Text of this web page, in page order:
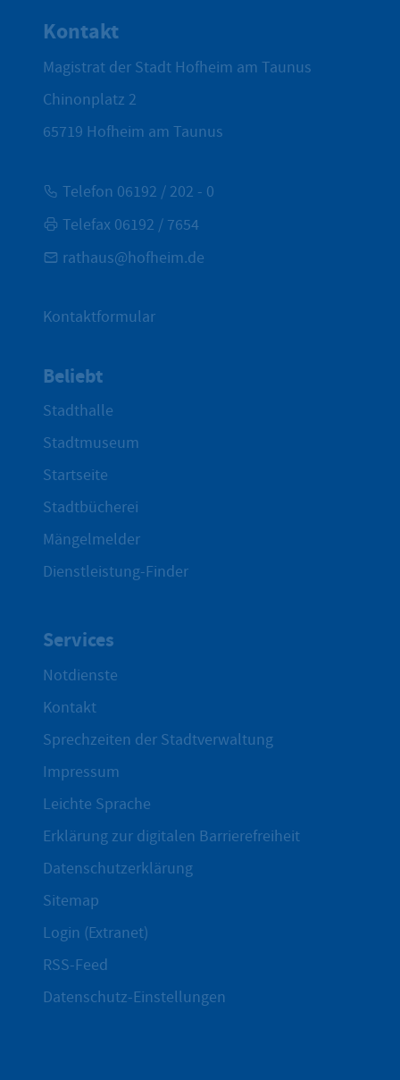
Kontakt
Magistrat der Stadt Hofheim am Taunus
Chinonplatz 2
65719 Hofheim am Taunus
Telefon 06192 / 202 - 0
Telefax 06192 / 7654
rathaus@hofheim.de
Kontaktformular
Beliebt
Stadthalle
Stadtmuseum
Startseite
Stadtbücherei
Mängelmelder
Dienstleistung-Finder
Services
Notdienste
Kontakt
Sprechzeiten der Stadtverwaltung
Impressum
Leichte Sprache
Erklärung zur digitalen Barrierefreiheit
Datenschutzerklärung
Sitemap
Login (Extranet)
RSS-Feed
Datenschutz-Einstellungen